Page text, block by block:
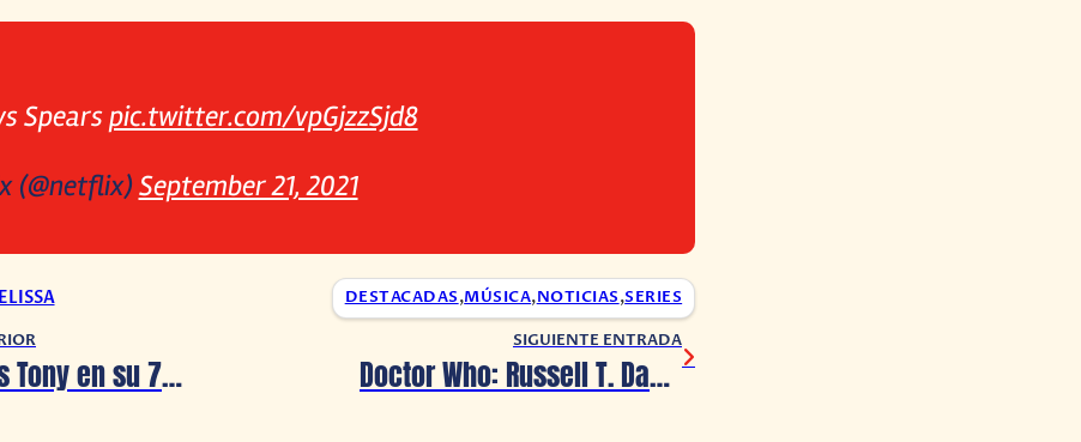
Spearspic.twitter.com/vpGjzzSjd8
(@netflix) September 21, 2021
DESTACADAS,MÚSICA,NOTICIAS,SERIES
Los Premios Tony en su 74ª edición en exclusiva por Film & Arts
SIGUIENTE ENTRADA
Doctor Who: Russell T. Davies regresa como productor del show